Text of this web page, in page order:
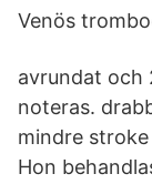
Venös
avrundat och
noteras.
mindre
Hon